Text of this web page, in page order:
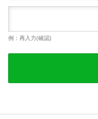
例：再入力(確認)